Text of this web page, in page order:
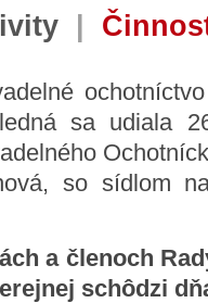
sa udiala
so sídlom
a členoch
schôdzi